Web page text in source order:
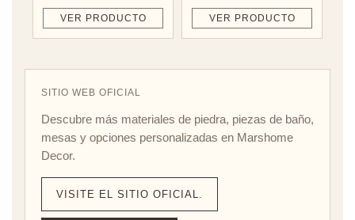
VER PRODUCTO VER PRODUCTO
SITIO WEB OFICIAL
Descubre más materiales de piedra, piezas de baño,
mesas y opciones personalizadas en Marshome
Decor.
VISITE EL SITIO OFICIAL.